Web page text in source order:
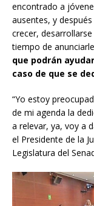
encontrado a
ausentes, y
crecer,
tiempo de
que podrán
caso de que se
“Yo estoy
de mi agenda la
a relevar, ya, voy a
el Presidente de la
Legislatura del